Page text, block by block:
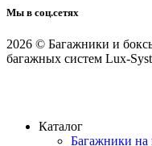
Мы в соц.сетях
2026 © Багажники и
багажных систем Lux-
Каталог
Багажники